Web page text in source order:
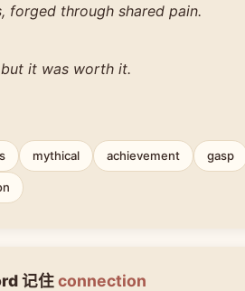
forged through shared pain.
it was worth it.
mythical achievement gasp
记住connection